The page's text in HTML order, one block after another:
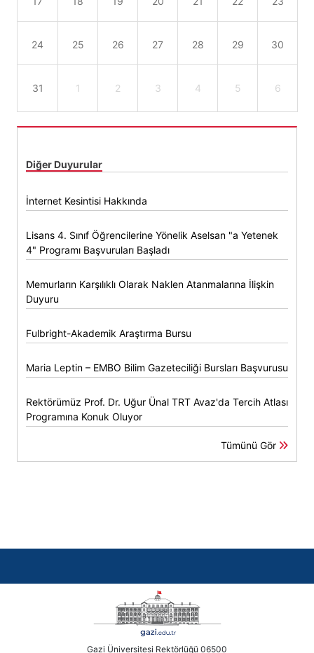
24 25 26 27 28 29 30
31 1 2 3 4 5 6
Diğer Duyurular
İnternet Kesintisi Hakkında
Lisans 4. Sınıf Öğrencilerine Yönelik Aselsan "a Yetenek
4" Programı Başvuruları Başladı
Memurların Karşılıklı Olarak Naklen Atanmalarına İlişkin
Duyuru
Fulbright-Akademik Araştırma Bursu
Maria Leptin – EMBO Bilim Gazeteciliği Bursları Başvurusu
Rektörümüz Prof. Dr. Uğur Ünal TRT Avaz'da Tercih Atlası
Programına Konuk Oluyor
Tümünü Gör
Gazi Üniversitesi Rektörlüğü 06500